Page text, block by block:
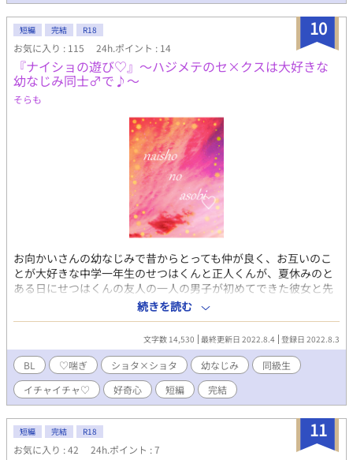
10
短編 完結 R18
お気に入り : 115 24h.ポイント : 14
『ナイショの遊び♡』～ハジメテのセ×クスは大好きな
幼なじみ同士♂で♪～
そらも
お向かいさんの幼なじみで昔からとっても仲が良く、お互いのこ
とが大好きな中学一年生のせつはくんと正人くんが、夏休みのと
ある日にせつはくんの友人の一人の男子が初めてできた彼女と先
日『初めてのセックス』をしたとの話を聞いたことから、『セッ
クス』というモノに興味津々になってしまい、 「――ねぇねぇじ
ゃあさぁ、いっそのことオレとまさくんでその『セックス』しち
ゃえばいいんじゃないかなっ♡♡♡」 「へ………って、えぇぇぇ
ぇぇぇっせっちゃぁぁん！！？？？？」 なんていうとんでも提案
によって、結局仲良し幼なじみの二人でセックスもとい『ナイシ
ョの遊び♡』をし始め出してちゃって――…♡♡♡ な、イチャラ
ブ話でございます♪ 意外と書いたことのなかったショタ同士の
えちちストーリー（中一はもうショタじゃねぇよっ！？ という
方がいらっしゃったらすみませんです…）ですが、結局いつもの
ドロドロえろ話だったりしますワハハ笑 ※ R-18エロもので、
続きを読む
文字数 14,530 最終更新日 2022.8.4 登録日 2022.8.3
BL ♡喘ぎ ショタ×ショタ 幼なじみ
同級生
イチャイチャ♡
好奇心 短編 完結
11
短編 完結 R18
お気に入り : 42 24h.ポイント : 7